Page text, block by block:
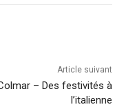
Article suivant
– Des festivités à
l’italienne